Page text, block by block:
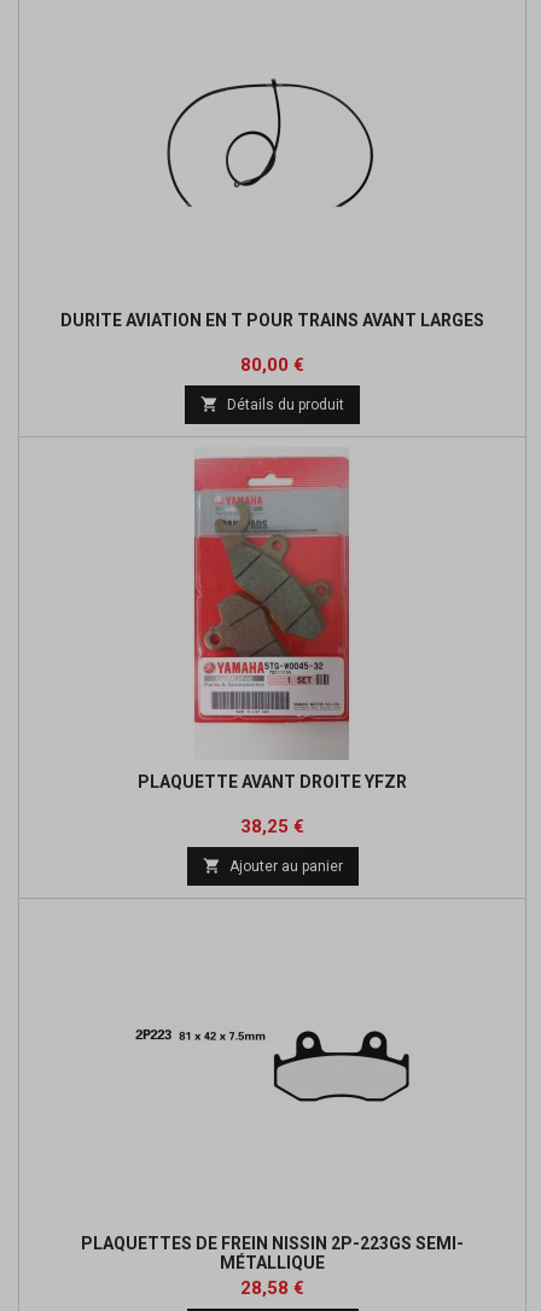
DURITE AVIATION EN T POUR TRAINS AVANT LARGES
Prix
80,00 €
base
 Détails du produit
PLAQUETTE AVANT DROITE YFZR
Prix
38,25 €
base
 Ajouter au panier
PLAQUETTES DE FREIN NISSIN 2P-223GS SEMI-
MÉTALLIQUE
Prix
28,58 €